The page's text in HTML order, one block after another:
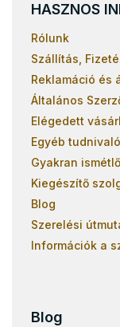
HASZNOS
Rólunk
Szállítás,
Reklamáció és
Általános
Elégedett
Egyéb
Gyakran
Kiegészítő
Blog
Szerelési
Információk a
Blog